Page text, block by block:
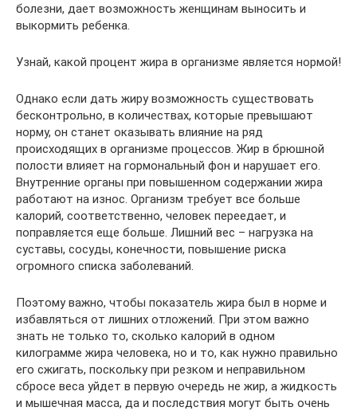
болезни, дает возможность женщинам выносить и
выкормить ребенка.
Узнай, какой процент жира в организме является нормой!
Однако если дать жиру возможность существовать
бесконтрольно, в количествах, которые превышают
норму, он станет оказывать влияние на ряд
происходящих в организме процессов. Жир в брюшной
полости влияет на гормональный фон и нарушает его.
Внутренние органы при повышенном содержании жира
работают на износ. Организм требует все больше
калорий, соответственно, человек переедает, и
поправляется еще больше. Лишний вес – нагрузка на
суставы, сосуды, конечности, повышение риска
огромного списка заболеваний.
Поэтому важно, чтобы показатель жира был в норме и
избавляться от лишних отложений. При этом важно
знать не только то, сколько калорий в одном
килограмме жира человека, но и то, как нужно правильно
его сжигать, поскольку при резком и неправильном
сбросе веса уйдет в первую очередь не жир, а жидкость
и мышечная масса, да и последствия могут быть очень